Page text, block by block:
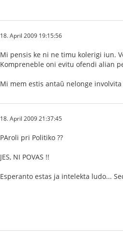
18. April 2009 19:15:56
Mi pensis ke ni ne timu kolerigi iun.
Kompreneble oni evitu ofendi alian
Mi mem estis antaŭ nelonge
18. April 2009 21:37:45
PAroli pri Politiko ??
JES, NI POVAS !!
Esperanto estas ja intelekta ludo...